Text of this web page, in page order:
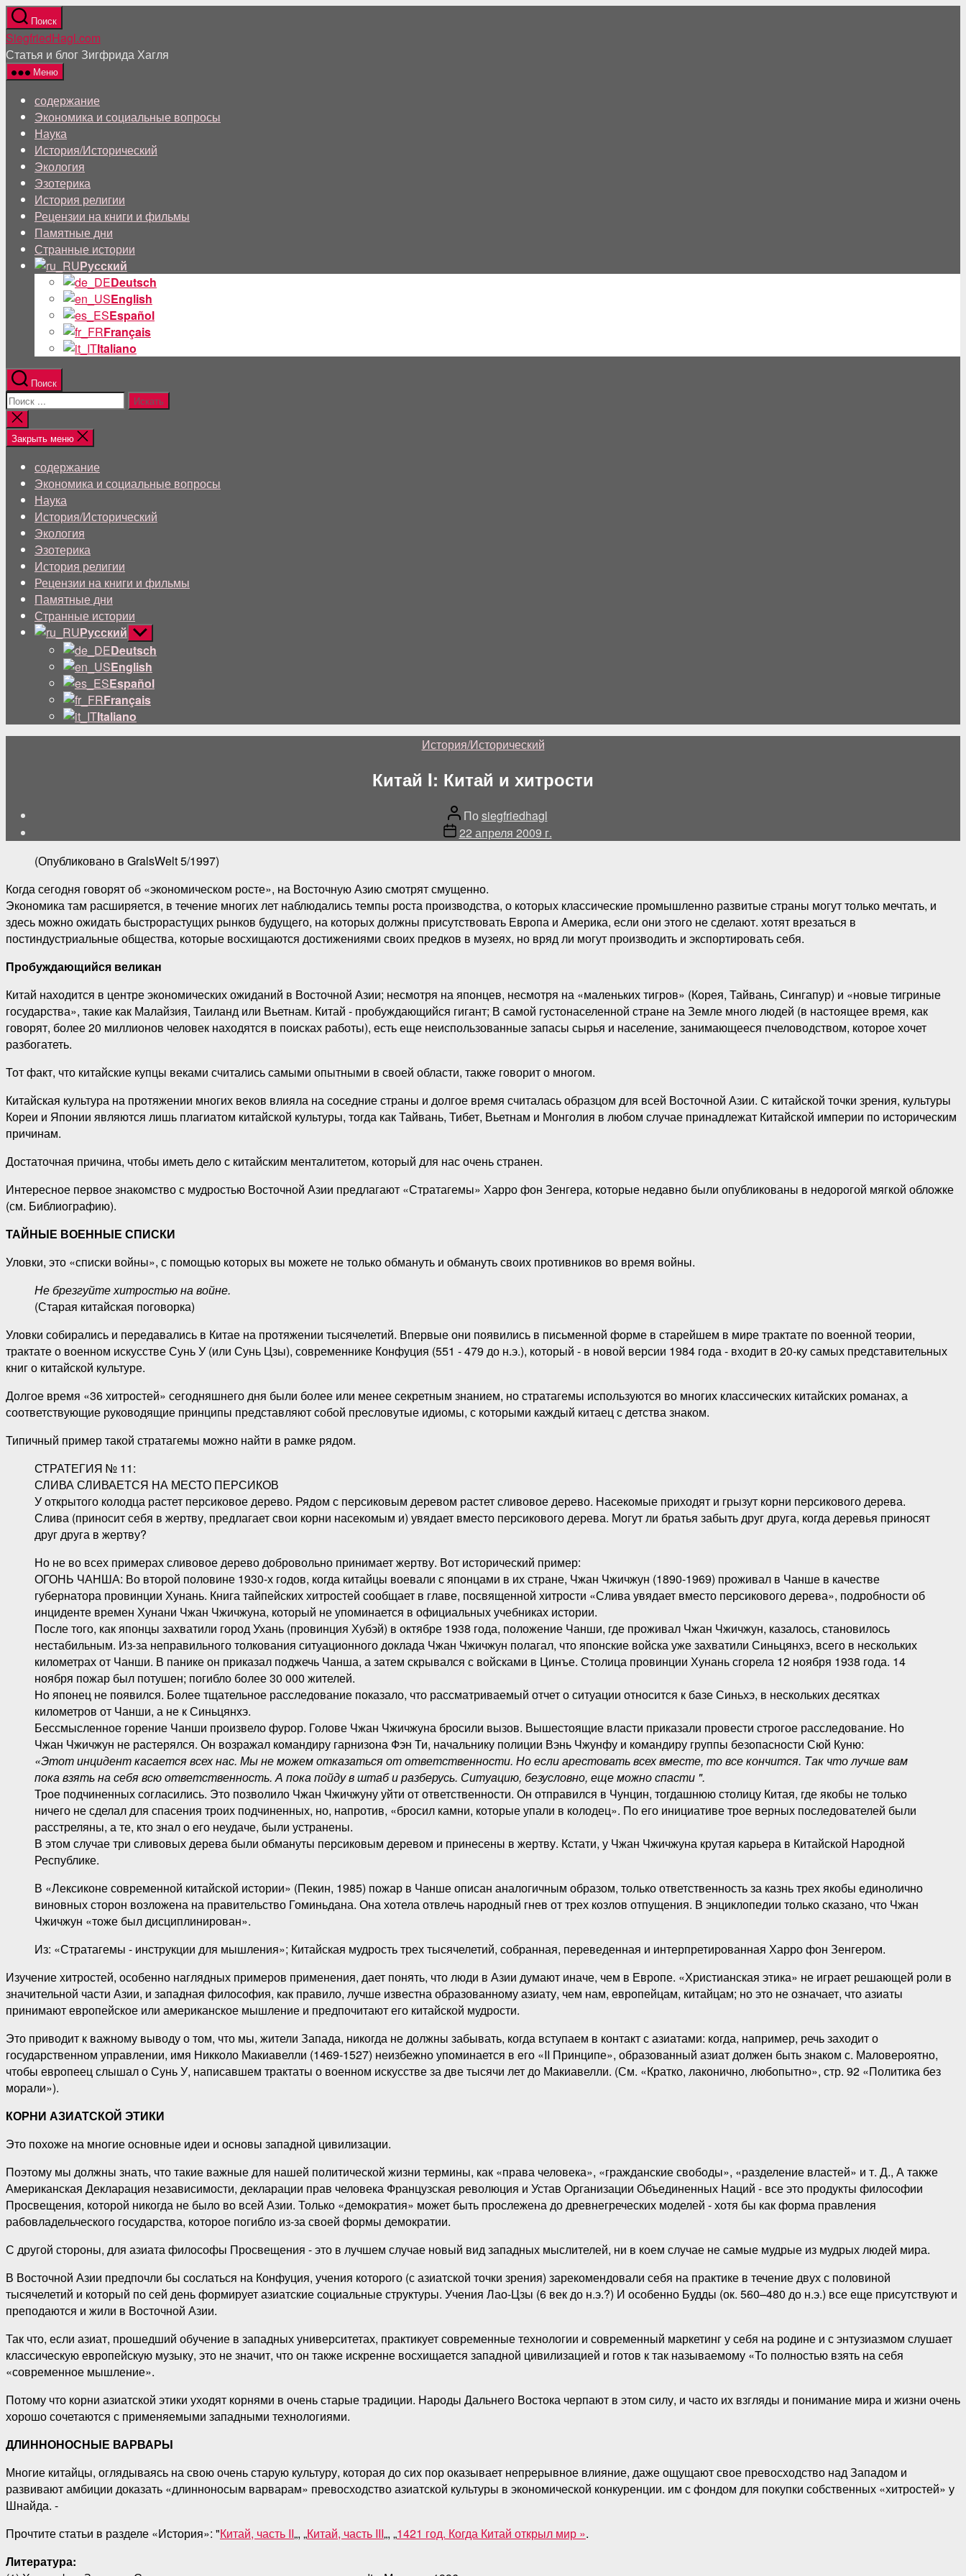
Перейти
к
содержанию
Поиск
SiegfriedHagl.com
Статья и блог Зигфрида Хагля
Меню
содержание
Экономика и социальные вопросы
Наука
История/Исторический
Экология
Эзотерика
История религии
Рецензии на книги и фильмы
Памятные дни
Странные истории
Русский
Deutsch
English
Español
Français
Italiano
Поиск
Поиск:
Близкий
поиск
Закрыть меню
содержание
Экономика и социальные вопросы
Наука
История/Исторический
Экология
Эзотерика
История религии
Рецензии на книги и фильмы
Памятные дни
Странные истории
Русский Показывать
подменю
Deutsch
English
Español
Français
Italiano
Категории
История/Исторический
Китай I: Китай и хитрости
Автор
поста
Поsiegfriedhagl
Дата22 апреля 2009 г.
(Опубликовано в GralsWelt 5/1997)
Когда сегодня говорят об «экономическом росте», на Восточную Азию смотрят смущенно.
Экономика там расширяется, в течение многих лет наблюдались темпы роста производства, о которых классические промышленно развитые страны могут только мечтать, и
здесь можно ожидать быстрорастущих рынков будущего, на которых должны присутствовать Европа и Америка, если они этого не сделают. хотят врезаться в
постиндустриальные общества, которые восхищаются достижениями своих предков в музеях, но вряд ли могут производить и экспортировать себя.
Пробуждающийся великан
Китай находится в центре экономических ожиданий в Восточной Азии; несмотря на японцев, несмотря на «маленьких тигров» (Корея, Тайвань, Сингапур) и «новые тигриные
государства», такие как Малайзия, Таиланд или Вьетнам. Китай - пробуждающийся гигант; В самой густонаселенной стране на Земле много людей (в настоящее время, как
говорят, более 20 миллионов человек находятся в поисках работы), есть еще неиспользованные запасы сырья и население, занимающееся пчеловодством, которое хочет
разбогатеть.
Тот факт, что китайские купцы веками считались самыми опытными в своей области, также говорит о многом.
Китайская культура на протяжении многих веков влияла на соседние страны и долгое время считалась образцом для всей Восточной Азии. С китайской точки зрения, культуры
Кореи и Японии являются лишь плагиатом китайской культуры, тогда как Тайвань, Тибет, Вьетнам и Монголия в любом случае принадлежат Китайской империи по историческим
причинам.
Достаточная причина, чтобы иметь дело с китайским менталитетом, который для нас очень странен.
Интересное первое знакомство с мудростью Восточной Азии предлагают «Стратагемы» Харро фон Зенгера, которые недавно были опубликованы в недорогой мягкой обложке
(см. Библиографию).
ТАЙНЫЕ ВОЕННЫЕ СПИСКИ
Уловки, это «списки войны», с помощью которых вы можете не только обмануть и обмануть своих противников во время войны.
Не брезгуйте хитростью на войне.
(Старая китайская поговорка)
Уловки собирались и передавались в Китае на протяжении тысячелетий. Впервые они появились в письменной форме в старейшем в мире трактате по военной теории,
трактате о военном искусстве Сунь У (или Сунь Цзы), современнике Конфуция (551 - 479 до н.э.), который - в новой версии 1984 года - входит в 20-ку самых представительных
книг о китайской культуре.
Долгое время «36 хитростей» сегодняшнего дня были более или менее секретным знанием, но стратагемы используются во многих классических китайских романах, а
соответствующие руководящие принципы представляют собой пресловутые идиомы, с которыми каждый китаец с детства знаком.
Типичный пример такой стратагемы можно найти в рамке рядом.
СТРАТЕГИЯ № 11:
СЛИВА СЛИВАЕТСЯ НА МЕСТО ПЕРСИКОВ
У открытого колодца растет персиковое дерево. Рядом с персиковым деревом растет сливовое дерево. Насекомые приходят и грызут корни персикового дерева.
Слива (приносит себя в жертву, предлагает свои корни насекомым и) увядает вместо персикового дерева. Могут ли братья забыть друг друга, когда деревья приносят
друг друга в жертву?
Но не во всех примерах сливовое дерево добровольно принимает жертву. Вот исторический пример:
ОГОНЬ ЧАНША: Во второй половине 1930-х годов, когда китайцы воевали с японцами в их стране, Чжан Чжичжун (1890-1969) проживал в Чанше в качестве
губернатора провинции Хунань. Книга тайпейских хитростей сообщает в главе, посвященной хитрости «Слива увядает вместо персикового дерева», подробности об
инциденте времен Хунани Чжан Чжичжуна, который не упоминается в официальных учебниках истории.
После того, как японцы захватили город Ухань (провинция Хубэй) в октябре 1938 года, положение Чанши, где проживал Чжан Чжичжун, казалось, становилось
нестабильным. Из-за неправильного толкования ситуационного доклада Чжан Чжичжун полагал, что японские войска уже захватили Синьцянхэ, всего в нескольких
километрах от Чанши. В панике он приказал поджечь Чанша, а затем скрывался с войсками в Цинъе. Столица провинции Хунань сгорела 12 ноября 1938 года. 14
ноября пожар был потушен; погибло более 30 000 жителей.
Но японец не появился. Более тщательное расследование показало, что рассматриваемый отчет о ситуации относится к базе Синьхэ, в нескольких десятках
километров от Чанши, а не к Синьцянхэ.
Бессмысленное горение Чанши произвело фурор. Голове Чжан Чжичжуна бросили вызов. Вышестоящие власти приказали провести строгое расследование. Но
Чжан Чжичжун не растерялся. Он возражал командиру гарнизона Фэн Ти, начальнику полиции Вэнь Чжунфу и командиру группы безопасности Сюй Куню:
«Этот инцидент касается всех нас. Мы не можем отказаться от ответственности. Но если арестовать всех вместе, то все кончится. Так что лучше вам
пока взять на себя всю ответственность. А пока пойду в штаб и разберусь. Ситуацию, безусловно, еще можно спасти ".
Трое подчиненных согласились. Это позволило Чжан Чжичжуну уйти от ответственности. Он отправился в Чунцин, тогдашнюю столицу Китая, где якобы не только
ничего не сделал для спасения троих подчиненных, но, напротив, «бросил камни, которые упали в колодец». По его инициативе трое верных последователей были
расстреляны, а те, кто знал о его неудаче, были устранены.
В этом случае три сливовых дерева были обмануты персиковым деревом и принесены в жертву. Кстати, у Чжан Чжичжуна крутая карьера в Китайской Народной
Республике.
В «Лексиконе современной китайской истории» (Пекин, 1985) пожар в Чанше описан аналогичным образом, только ответственность за казнь трех якобы единолично
виновных сторон возложена на правительство Гоминьдана. Она хотела отвлечь народный гнев от трех козлов отпущения. В энциклопедии только сказано, что Чжан
Чжичжун «тоже был дисциплинирован».
Из: «Стратагемы - инструкции для мышления»; Китайская мудрость трех тысячелетий, собранная, переведенная и интерпретированная Харро фон Зенгером.
Изучение хитростей, особенно наглядных примеров применения, дает понять, что люди в Азии думают иначе, чем в Европе. «Христианская этика» не играет решающей роли в
значительной части Азии, и западная философия, как правило, лучше известна образованному азиату, чем нам, европейцам, китайцам; но это не означает, что азиаты
принимают европейское или американское мышление и предпочитают его китайской мудрости.
Это приводит к важному выводу о том, что мы, жители Запада, никогда не должны забывать, когда вступаем в контакт с азиатами: когда, например, речь заходит о
государственном управлении, имя Никколо Макиавелли (1469-1527) неизбежно упоминается в его «II Принципе», образованный азиат должен быть знаком с. Маловероятно,
чтобы европеец слышал о Сунь У, написавшем трактаты о военном искусстве за две тысячи лет до Макиавелли. (См. «Кратко, лаконично, любопытно», стр. 92 «Политика без
морали»).
КОРНИ АЗИАТСКОЙ ЭТИКИ
Это похоже на многие основные идеи и основы западной цивилизации.
Поэтому мы должны знать, что такие важные для нашей политической жизни термины, как «права человека», «гражданские свободы», «разделение властей» и т. Д., А также
Американская Декларация независимости, декларации прав человека Французская революция и Устав Организации Объединенных Наций - все это продукты философии
Просвещения, которой никогда не было во всей Азии. Только «демократия» может быть прослежена до древнегреческих моделей - хотя бы как форма правления
рабовладельческого государства, которое погибло из-за своей формы демократии.
С другой стороны, для азиата философы Просвещения - это в лучшем случае новый вид западных мыслителей, ни в коем случае не самые мудрые из мудрых людей мира.
В Восточной Азии предпочли бы сослаться на Конфуция, учения которого (с азиатской точки зрения) зарекомендовали себя на практике в течение двух с половиной
тысячелетий и который по сей день формирует азиатские социальные структуры. Учения Лао-Цзы (6 век до н.э.?) И особенно Будды (ок. 560–480 до н.э.) все еще присутствуют и
преподаются и жили в Восточной Азии.
Так что, если азиат, прошедший обучение в западных университетах, практикует современные технологии и современный маркетинг у себя на родине и с энтузиазмом слушает
классическую европейскую музыку, это не значит, что он также искренне восхищается западной цивилизацией и готов к так называемому «To полностью взять на себя
«современное мышление».
Потому что корни азиатской этики уходят корнями в очень старые традиции. Народы Дальнего Востока черпают в этом силу, и часто их взгляды и понимание мира и жизни очень
хорошо сочетаются с применяемыми западными технологиями.
ДЛИННОНОСНЫЕ ВАРВАРЫ
Многие китайцы, оглядываясь на свою очень старую культуру, которая до сих пор оказывает непрерывное влияние, даже ощущают свое превосходство над Западом и
развивают амбиции доказать «длинноносым варварам» превосходство азиатской культуры в экономической конкуренции. им с фондом для покупки собственных «хитростей» у
Шнайда. -
Прочтите статьи в разделе «История»: "Китай, часть II„, „Китай, часть III„, „1421 год. Когда Китай открыл мир ».
Литература: